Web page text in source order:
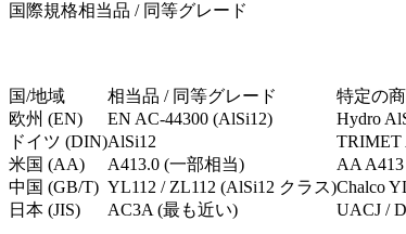
国際規格相当品 / 同等グレード
国/地域 相当品 / 同等グレード 特定の
欧州 (EN)
EN AC-44300 (AlSi12) Hydro
ドイツ (DIN)AlSi12 TRIMET
米国 (AA)
A413.0 (一部相当) AA
中国 (GB/T) YL112 / ZL112 (AlSi12 クラス)Chalco
日本 (JIS)
AC3A (最も近い) UACJ /